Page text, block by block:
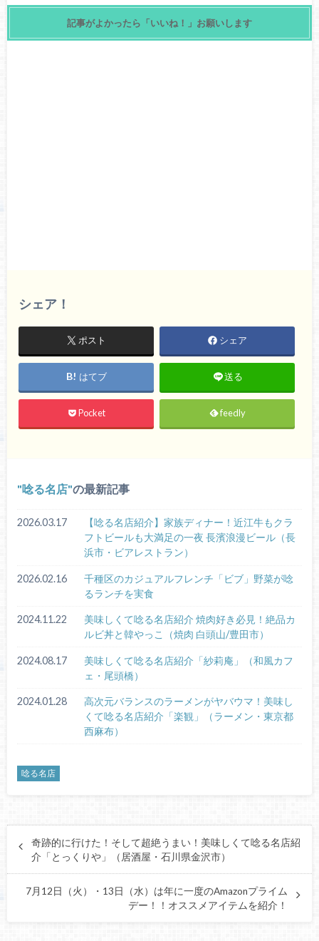
記事がよかったら「いいね！」お願いします
シェア！
ポスト シェア
はてブ 送る
Pocket feedly
唸る名店 の最新記事
2026.03.17
【唸る名店紹介】家族ディナー！近江牛もクラ
フトビールも大満足の一夜 長濱浪漫ビール（長
浜市・ビアレストラン）
2026.02.16
千種区のカジュアルフレンチ「ビブ」野菜が唸
るランチを実食
2024.11.22
美味しくて唸る名店紹介 焼肉好き必見！絶品カ
ルビ丼と韓やっこ（焼肉 白頭山/豊田市）
2024.08.17
美味しくて唸る名店紹介「紗莉庵」（和風カフ
ェ・尾頭橋）
2024.01.28
高次元バランスのラーメンがヤバウマ！美味し
くて唸る名店紹介「楽観」（ラーメン・東京都
西麻布）
唸る名店
奇跡的に行けた！そして超絶うまい！美味しくて唸る名店紹
介「とっくりや」（居酒屋・石川県金沢市）
7月12日（火）・13日（水）は年に一度のAmazonプライム
デー！！オススメアイテムを紹介！